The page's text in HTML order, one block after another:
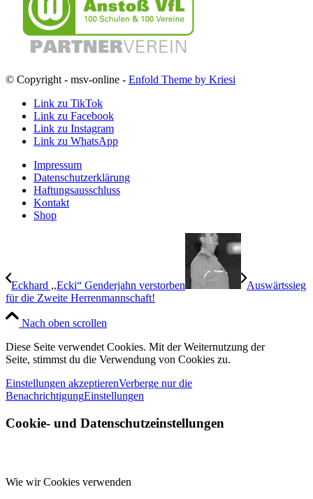
© Copyright - msv-online - Enfold Theme by Kriesi
Link zu TikTok
Link zu Facebook
Link zu Instagram
Link zu WhatsApp
Impressum
Datenschutzerklärung
Haftungsausschluss
Kontakt
Shop
Eckhard ,,Ecki“ Genderjahn verstorben
Auswärtssieg
für die Zweite Herrenmannschaft!
Nach oben scrollen
Diese Seite verwendet Cookies. Mit der Weiternutzung der
Seite, stimmst du die Verwendung von Cookies zu.
Einstellungen akzeptierenVerberge nur die
BenachrichtigungEinstellungen
Cookie- und Datenschutzeinstellungen
Wie wir Cookies verwenden